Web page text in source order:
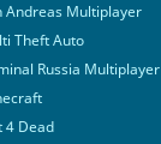
Andreas Multiplayer
Theft Auto
Russia Multiplayer
4 Dead